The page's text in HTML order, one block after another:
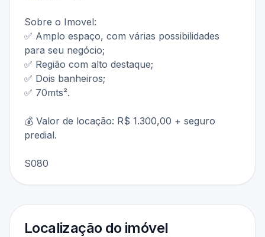
Sobre o Imovel:
✅ Amplo espaço, com várias possibilidades
para seu negócio;
✅ Região com alto destaque;
✅ Dois banheiros;
✅ 70mts².
💰 Valor de locação: R$ 1.300,00 + seguro
predial.
S080
Localização do imóvel